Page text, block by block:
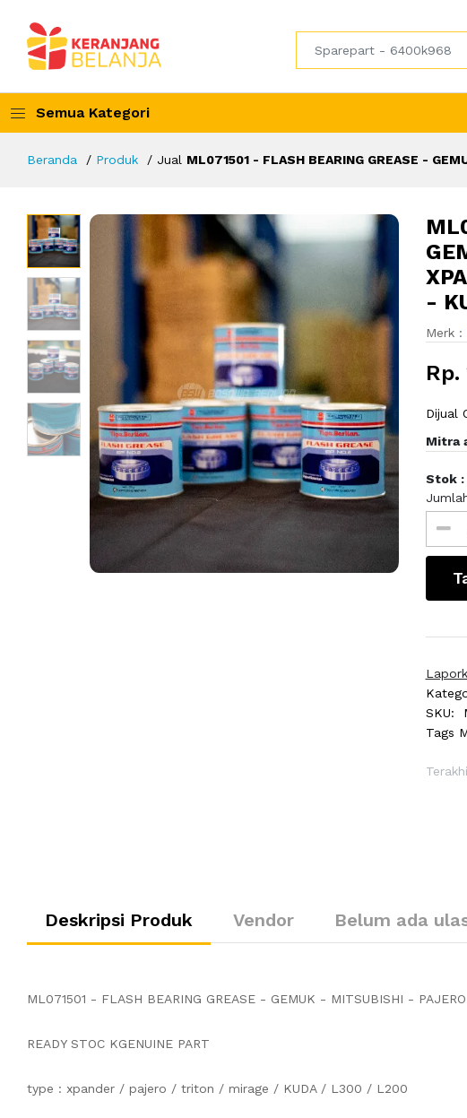
Semua Kategori
Beranda Produk Jual ML071501 - FLASH BEARING GREASE -
-
Merk :
Rp.
Dijual
Mitra
Stok :
SKU:
Tags
Deskripsi Produk Vendor Belum ada
ML071501 - FLASH BEARING GREASE - GEMUK - MITSUBISHI -
READY STOC KGENUINE PART
type : xpander / pajero / triton / mirage / KUDA / L300 / L200